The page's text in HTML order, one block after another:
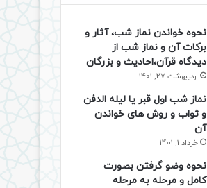
نحوه خواندن نماز شب، آثار و
برکات آن و نماز شب از
دیدگاه قرآن،احادیث و بزرگان
اردیبهشت 27, 1401
نماز شب اول قبر یا لیله الدفن
و ثواب و روش های خواندن
آن
خرداد 1, 1401
نحوه وضو گرفتن بصورت
کامل و مرحله به مرحله